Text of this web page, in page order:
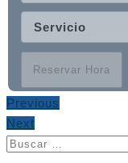
Servicio
Reservar Hora
Previous
Next
Buscar: